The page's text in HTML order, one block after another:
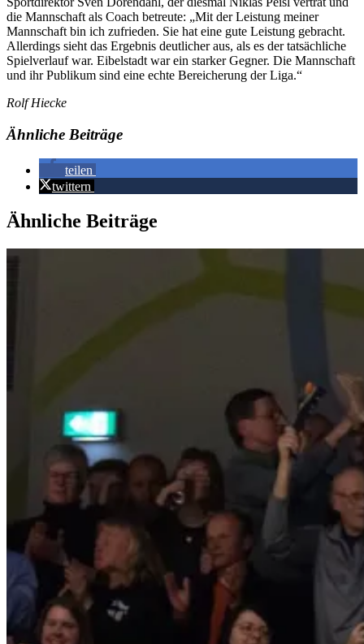
die Mannschaft als Coach betreute: „Mit der Leistung meiner
Mannschaft bin ich zufrieden. Sie hat eine gute Leistung gebracht.
Allerdings sieht das Ergebnis deutlicher aus, als es der tatsächliche
Spielverlauf war. Eibelstadt war ein starker Gegner. Die Mannschaft
und ihr Publikum sind eine echte Bereicherung der Liga.“
Rolf Hiecke
Ähnliche Beiträge
teilen
twittern
Ähnliche Beiträge